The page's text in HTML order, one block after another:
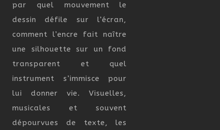
par quel mouvement le
dessin défile sur l’écran,
comment l’encre fait naître
une silhouette sur un fond
transparent et quel
instrument s’immisce pour
lui donner vie. Visuelles,
musicales et souvent
dépourvues de texte, les